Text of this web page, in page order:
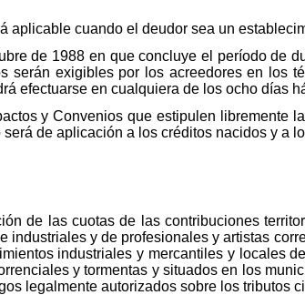
aplicable cuando el deudor sea un
de 1988 en que concluye el período de
serán exigibles por los acreedores en los
efectuarse en cualquiera de los ocho días
y Convenios que estipulen libremente
será de aplicación a los créditos nacidos y a
de las cuotas de las contribuciones
industriales y de profesionales y artistas
industriales y mercantiles y locales
y tormentas y situados en los
legalmente autorizados sobre los tributos